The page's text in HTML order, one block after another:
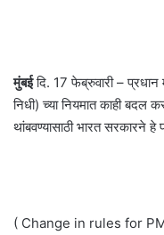
मुंबईदि. 17 फेब्रुवारी – प्रधान
निधी) च्या नियमात काही
थांबवण्यासाठी भारत सरकारने
( Change in rules for